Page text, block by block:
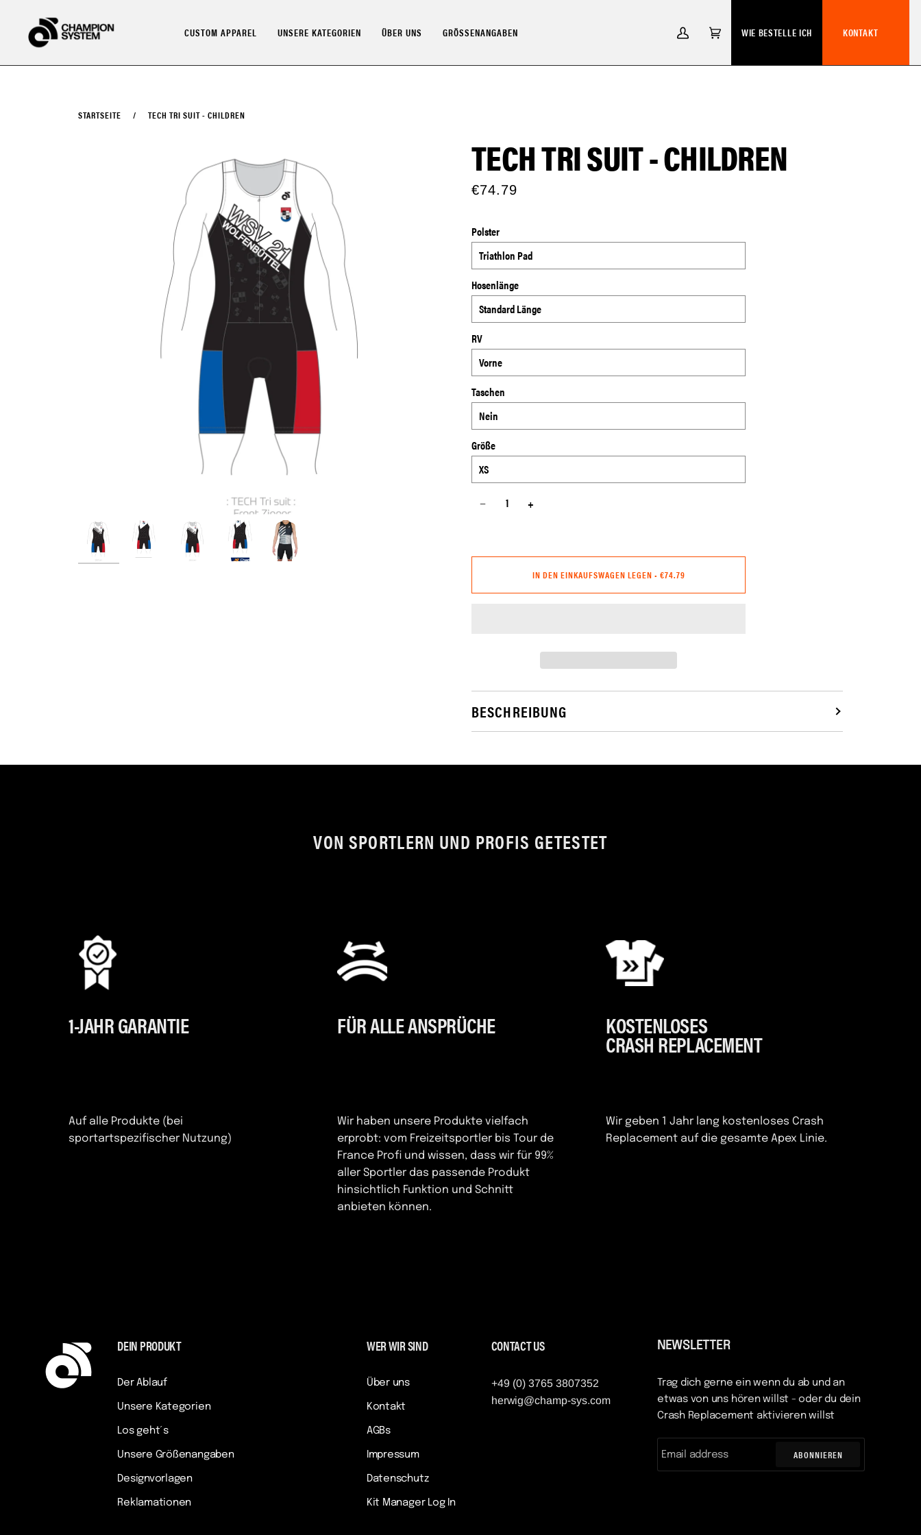
CUSTOM APPAREL UNSERE KATEGORIEN ÜBER UNS GRÖSSENANGABEN
MEIN
EINKAUFSWAGEN
(0) WIE BESTELLE ICH KONTAKT
STARTSEITE / TECH TRI SUIT - CHILDREN
TECH TRI SUIT - CHILDREN
€74.79
Polster
Hosenlänge
RV
Taschen
Größe
− +
IN DEN EINKAUFSWAGEN LEGEN • €74.79
BESCHREIBUNG
VON SPORTLERN UND PROFIS GETESTET
1-JAHR GARANTIE
Auf alle Produkte (bei
sportartspezifischer Nutzung)
FÜR ALLE ANSPRÜCHE
Wir haben unsere Produkte vielfach
erprobt: vom Freizeitsportler bis Tour de
France Profi und wissen, dass wir für 99%
aller Sportler das passende Produkt
hinsichtlich Funktion und Schnitt
anbieten können.
KOSTENLOSES
CRASH REPLACEMENT
Wir geben 1 Jahr lang kostenloses Crash
Replacement auf die gesamte Apex Linie.
DEIN PRODUKT
Der Ablauf
Unsere Kategorien
Los geht´s
Unsere Größenangaben
Designvorlagen
Reklamationen
WER WIR SIND
Über uns
Kontakt
AGBs
Impressum
Datenschutz
Kit Manager Log In
CONTACT US
+49 (0) 3765 3807352
herwig@champ-sys.com
NEWSLETTER
Trag dich gerne ein wenn du ab und an
etwas von uns hören willst - oder du dein
Crash Replacement aktivieren willst
ABONNIEREN